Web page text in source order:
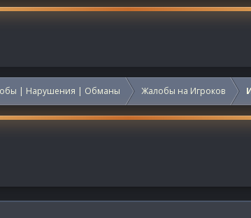
| Нарушения | Обманы Жалобы на Игроков